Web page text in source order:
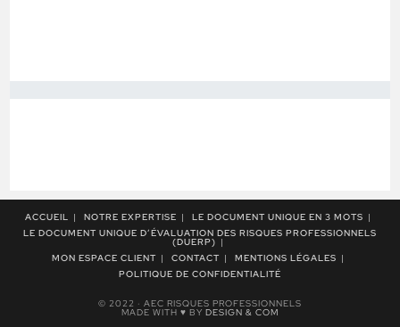
ACCUEIL NOTRE EXPERTISE
LE DOCUMENT UNIQUE EN 3 MOTS
LE DOCUMENT UNIQUE D’ÉVALUATION DES RISQUES PROFESSIONNELS
(DUERP)
MON ESPACE CLIENT
CONTACT
MENTIONS LÉGALES
POLITIQUE DE CONFIDENTIALITÉ
© 2022 · AEC RISQUES PROFESSIONNELS
MADE WITH ♥ BY DESIGN & COM